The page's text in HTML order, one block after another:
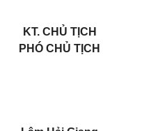
KT. CHỦ TỊCH
PHÓ CHỦ TỊCH